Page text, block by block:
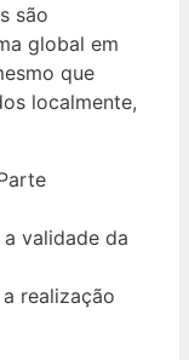
são
global em
que
localmente,
validade da
realização